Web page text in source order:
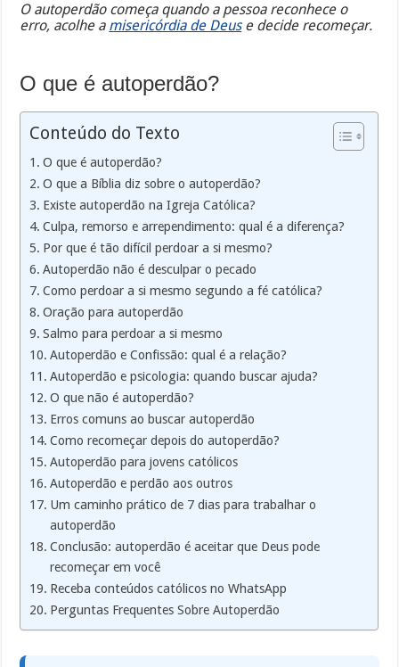
O autoperdão começa quando a pessoa reconhece o
erro, acolhe a misericórdia de Deuse decide recomeçar.
O que é autoperdão?
Conteúdo do Texto
O que é autoperdão?
O que a Bíblia diz sobre o autoperdão?
Existe autoperdão na Igreja Católica?
Culpa, remorso e arrependimento: qual é a diferença?
Por que é tão difícil perdoar a si mesmo?
Autoperdão não é desculpar o pecado
Como perdoar a si mesmo segundo a fé católica?
Oração para autoperdão
Salmo para perdoar a si mesmo
Autoperdão e Confissão: qual é a relação?
Autoperdão e psicologia: quando buscar ajuda?
O que não é autoperdão?
Erros comuns ao buscar autoperdão
Como recomeçar depois do autoperdão?
Autoperdão para jovens católicos
Autoperdão e perdão aos outros
Um caminho prático de 7 dias para trabalhar o
autoperdão
Conclusão: autoperdão é aceitar que Deus pode
recomeçar em você
Receba conteúdos católicos no WhatsApp
Perguntas Frequentes Sobre Autoperdão